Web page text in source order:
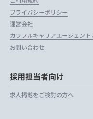
プライバシーポリシー
運営会社
カラフルキャリアエージェント
お問い合わせ
採用担当者向け
求人掲載をご検討の方へ